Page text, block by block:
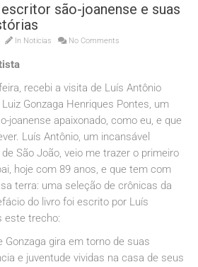
são-joanense e suas
In Noticias No Comments
recebi a visita de Luís Antônio
Gonzaga Henriques Pontes, um
joanense apaixonado, como eu, e que
Luís Antônio, um incansável
São João, veio me trazer o primeiro
hoje com 89 anos, e que tem com
terra: uma seleção de crônicas da
do livro foi escrito por Luís
este trecho:
Gonzaga gira em torno de suas
e juventude vividas na casa de seus